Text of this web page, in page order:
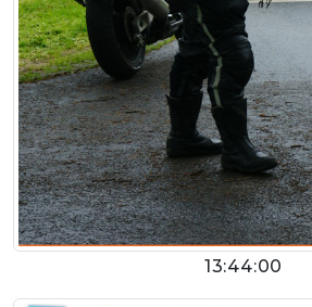
13:44:00